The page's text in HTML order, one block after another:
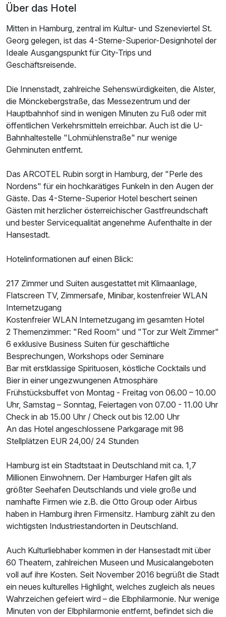
Über das Hotel
Mitten in Hamburg, zentral im Kultur- und Szeneviertel St.
Georg gelegen, ist das 4-Sterne-Superior-Designhotel der
Ideale Ausgangspunkt für City-Trips und
Geschäftsreisende.
Die Innenstadt, zahlreiche Sehenswürdigkeiten, die Alster,
die Mönckebergstraße, das Messezentrum und der
Hauptbahnhof sind in wenigen Minuten zu Fuß oder mit
öffentlichen Verkehrsmitteln erreichbar. Auch ist die U-
Bahnhaltestelle "Lohmühlenstraße" nur wenige
Gehminuten entfernt.
Das ARCOTEL Rubin sorgt in Hamburg, der "Perle des
Nordens" für ein hochkarätiges Funkeln in den Augen der
Gäste. Das 4-Sterne-Superior Hotel beschert seinen
Gästen mit herzlicher österreichischer Gastfreundschaft
und bester Servicequalität angenehme Aufenthalte in der
Hansestadt.
Hotelinformationen auf einen Blick:
217 Zimmer und Suiten ausgestattet mit Klimaanlage,
Flatscreen TV, Zimmersafe, Minibar, kostenfreier WLAN
Internetzugang
Kostenfreier WLAN Internetzugang im gesamten Hotel
2 Themenzimmer: "Red Room" und "Tor zur Welt Zimmer"
6 exklusive Business Suiten für geschäftliche
Besprechungen, Workshops oder Seminare
Bar mit erstklassige Spirituosen, köstliche Cocktails und
Bier in einer ungezwungenen Atmosphäre
Frühstücksbuffet von Montag - Freitag von 06.00 – 10.00
Uhr, Samstag – Sonntag, Feiertagen von 07.00 - 11.00 Uhr
Check in ab 15.00 Uhr / Check out bis 12.00 Uhr
An das Hotel angeschlossene Parkgarage mit 98
Stellplätzen EUR 24,00/ 24 Stunden
Hamburg ist ein Stadtstaat in Deutschland mit ca. 1,7
Millionen Einwohnern. Der Hamburger Hafen gilt als
größter Seehafen Deutschlands und viele große und
namhafte Firmen wie z.B. die Otto Group oder Airbus
haben in Hamburg ihren Firmensitz. Hamburg zählt zu den
wichtigsten Industriestandorten in Deutschland.
Auch Kulturliebhaber kommen in der Hansestadt mit über
60 Theatern, zahlreichen Museen und Musicalangeboten
voll auf ihre Kosten. Seit November 2016 begrüßt die Stadt
ein neues kulturelles Highlight, welches zugleich als neues
Wahrzeichen gefeiert wird – die Elbphilarmonie. Nur wenige
Minuten von der Elbphilarmonie entfernt, befindet sich die